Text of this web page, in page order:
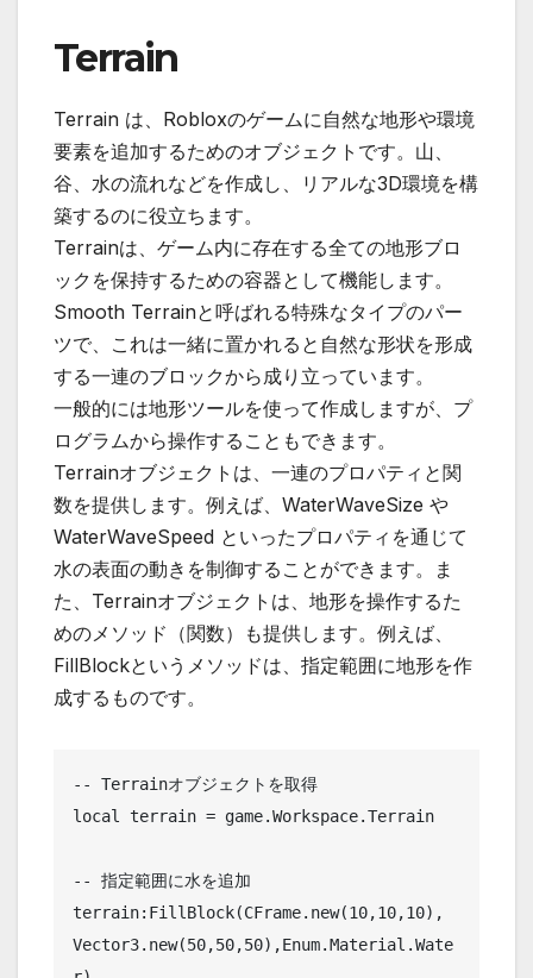
Terrain
Terrain は、Robloxのゲームに自然な地形や環境
要素を追加するためのオブジェクトです。山、
谷、水の流れなどを作成し、リアルな3D環境を構
築するのに役立ちます。
Terrainは、ゲーム内に存在する全ての地形ブロ
ックを保持するための容器として機能します。
Smooth Terrainと呼ばれる特殊なタイプのパー
ツで、これは一緒に置かれると自然な形状を形成
する一連のブロックから成り立っています。
一般的には地形ツールを使って作成しますが、プ
ログラムから操作することもできます。
Terrainオブジェクトは、一連のプロパティと関
数を提供します。例えば、WaterWaveSize や
WaterWaveSpeed といったプロパティを通じて
水の表面の動きを制御することができます。ま
た、Terrainオブジェクトは、地形を操作するた
めのメソッド（関数）も提供します。例えば、
FillBlockというメソッドは、指定範囲に地形を作
成するものです。
-- Terrainオブジェクトを取得
local terrain = game.Workspace.Terrain
-- 指定範囲に水を追加
terrain:FillBlock(CFrame.new(10,10,10),
Vector3.new(50,50,50),Enum.Material.Wate